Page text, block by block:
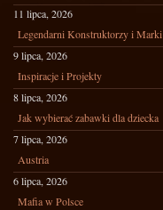
11 lipca, 2026
Legendarni Konstruktorzy i Marki
9 lipca, 2026
Inspiracje i Projekty
8 lipca, 2026
Jak wybierać zabawki dla dziecka
7 lipca, 2026
Austria
6 lipca, 2026
Mafia w Polsce